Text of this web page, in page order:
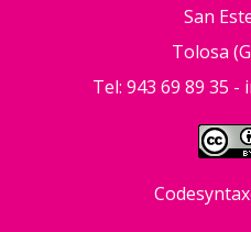
San
Tolosa
Tel: 943 69 89 35 -